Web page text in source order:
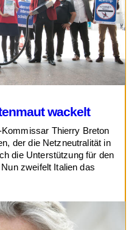
wackelt
Thierry Breton
der die Netzneutralität in
die Unterstützung für den
zweifelt Italien das